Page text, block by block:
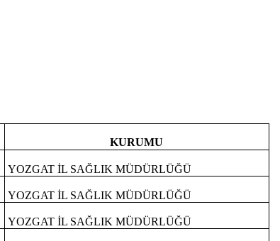
KURUMU
YOZGAT İL SAĞLIK MÜDÜRLÜĞÜ
YOZGAT İL SAĞLIK MÜDÜRLÜĞÜ
YOZGAT İL SAĞLIK MÜDÜRLÜĞÜ